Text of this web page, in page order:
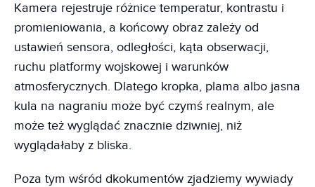
Kamera rejestruje różnice temperatur, kontrastu i
promieniowania, a końcowy obraz zależy od
ustawień sensora, odległości, kąta obserwacji,
ruchu platformy wojskowej i warunków
atmosferycznych. Dlatego kropka, plama albo jasna
kula na nagraniu może być czymś realnym, ale
może też wyglądać znacznie dziwniej, niż
wyglądałaby z bliska.
Poza tym wśród dkokumentów zjadziemy wywiady